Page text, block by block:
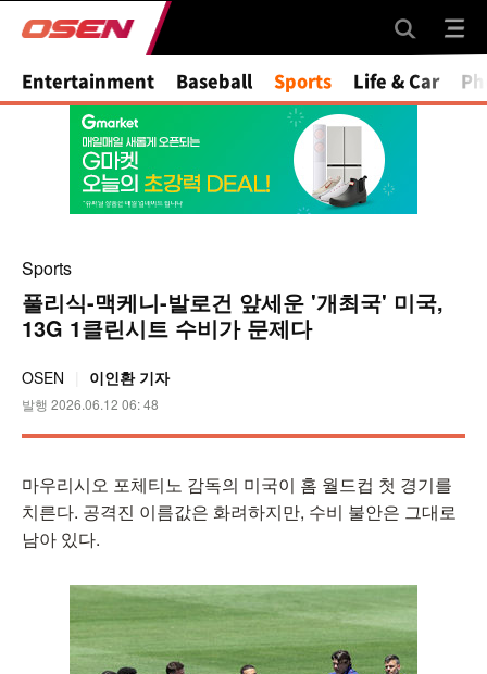
Mute
Entertainment Baseball Sports Life & Car
Sports
풀리식-맥케니-발로건 앞세운 '개최국' 미국,
13G 1클린시트 수비가 문제다
OSEN 이인환 기자
발행 2026.06.12 06: 48
마우리시오 포체티노 감독의 미국이 홈 월드컵 첫 경기를
치른다. 공격진 이름값은 화려하지만, 수비 불안은 그대로
남아 있다.